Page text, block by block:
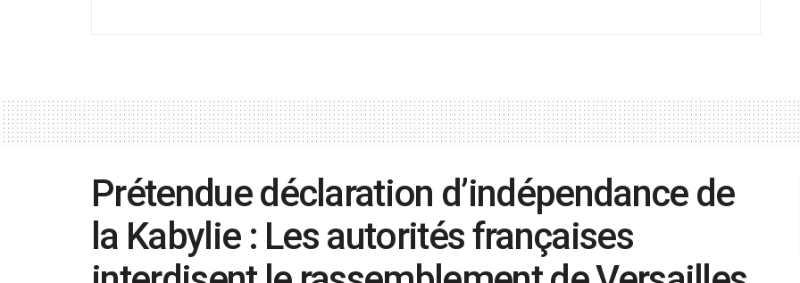
Prétendue déclaration d’indépendance de
la Kabylie : Les autorités françaises